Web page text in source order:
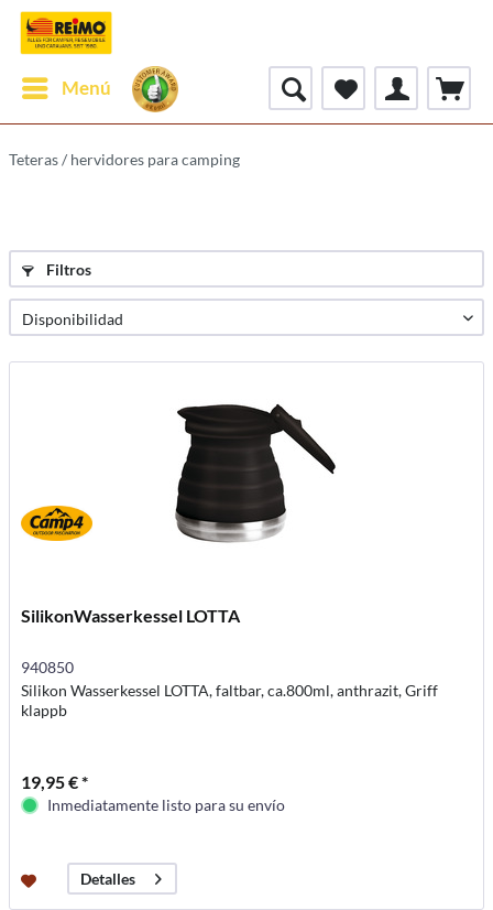
Menú
Teteras / hervidores para camping
Filtros
SilikonWasserkessel LOTTA
940850
Silikon Wasserkessel LOTTA, faltbar, ca.800ml, anthrazit, Griff
klappb
19,95 € *
Inmediatamente listo para su envío
Detalles